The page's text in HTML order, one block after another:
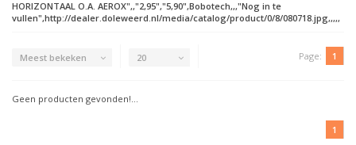
HORIZONTAAL O.A. AEROX",,"2,95","5,90",Bobotech,,,"Nog in te
vullen",http://dealer.doleweerd.nl/media/catalog/product/0/8/080718.jpg,,,,,
Meest bekeken 20 Page: 1
Geen producten gevonden!...
1